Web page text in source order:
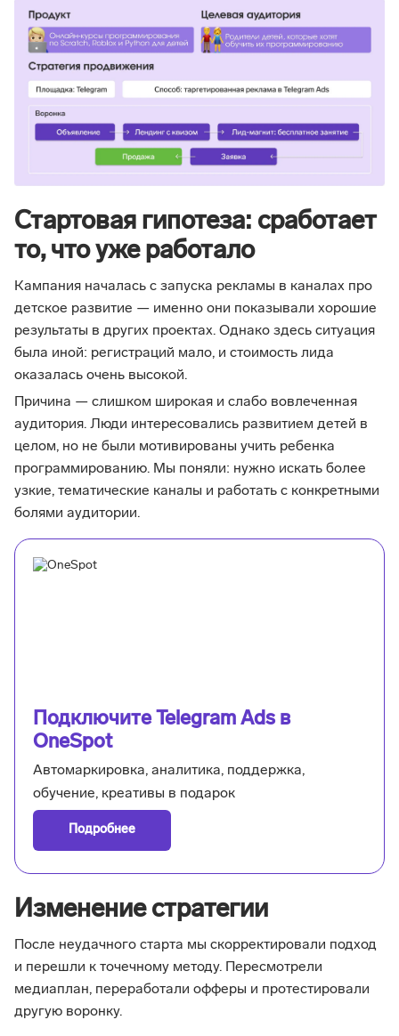
Стартовая гипотеза: сработает
то, что уже работало
Кампания началась с запуска рекламы в каналах про
детское развитие — именно они показывали хорошие
результаты в других проектах. Однако здесь ситуация
была иной: регистраций мало, и стоимость лида
оказалась очень высокой.
Причина — слишком широкая и слабо вовлеченная
аудитория. Люди интересовались развитием детей в
целом, но не были мотивированы учить ребенка
программированию. Мы поняли: нужно искать более
узкие, тематические каналы и работать с конкретными
болями аудитории.
Подключите Telegram Ads в
OneSpot
Автомаркировка, аналитика, поддержка,
обучение, креативы в подарок
Подробнее
Изменение стратегии
После неудачного старта мы скорректировали подход
и перешли к точечному методу. Пересмотрели
медиаплан, переработали офферы и протестировали
другую воронку.